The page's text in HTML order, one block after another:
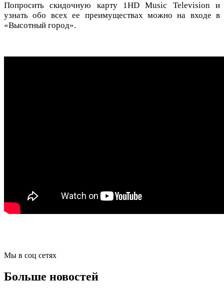
Попросить скидочную карту 1HD Music Television и
узнать обо всех ее преимуществах можно на входе в
«Высотный город».
Мы в соц сетях
Больше новостей